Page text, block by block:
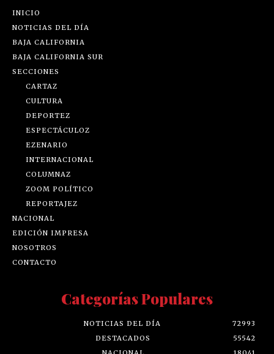
INICIO
NOTICIAS DEL DÍA
BAJA CALIFORNIA
BAJA CALIFORNIA SUR
SECCIONES
CARTAZ
CULTURA
DEPORTEZ
ESPECTÁCULOZ
EZENARIO
INTERNACIONAL
COLUMNAZ
ZOOM POLÍTICO
REPORTAJEZ
NACIONAL
EDICIÓN IMPRESA
NOSOTROS
CONTACTO
Categorías Populares
NOTICIAS DEL DÍA
72993
DESTACADOS
55542